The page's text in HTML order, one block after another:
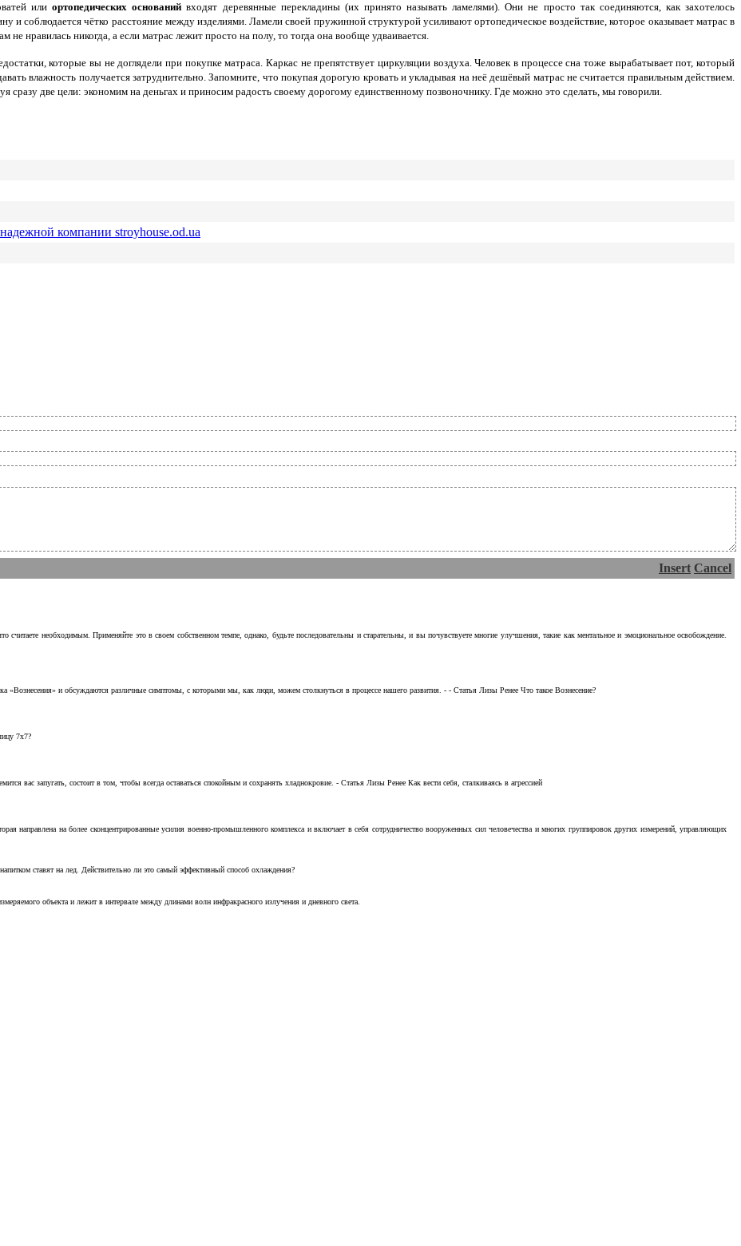
илиортопедических оснований входят деревянные перекладины (их принято называть ламелями). Они не просто так соединяются, как захотелось
соблюдается чётко расстояние между изделиями. Ламели своей пружинной структурой усиливают ортопедическое воздействие, которое оказывает матрас в
не нравилась никогда, а если матрас лежит просто на полу, то тогда она вообще удваивается.
которые вы не доглядели при покупке матраса. Каркас не препятствует циркуляции воздуха. Человек в процессе сна тоже вырабатывает пот, который
влажность получается затруднительно. Запомните, что покупая дорогую кровать и укладывая на неё дешёвый матрас не считается правильным действием.
две цели: экономим на деньгах и приносим радость своему дорогому единственному позвоночнику. Где можно это сделать, мы говорили.
компании stroyhouse.od.ua
Insert Cancel
необходимым. Применяйте это в своем собственном темпе, однако, будьте последовательны и старательны, и вы почувствуете многие улучшения, такие как ментальное и эмоциональное освобождение.
«Вознесения» и обсуждаются различные симптомы, с которыми мы, как люди, можем столкнуться в процессе нашего развития. - - Статья Лизы Ренее Что такое Вознесение?
7х7?
вас запугать, состоит в том, чтобы всегда оставаться спокойным и сохранять хладнокровие. - Статья Лизы Ренее Как вести себя, сталкиваясь в агрессией
направлена на более сконцентрированные усилия военно-промышленного комплекса и включает в себя сотрудничество вооруженных сил человечества и многих группировок других измерений, управляющих
ставят на лед. Действительно ли это самый эффективный способ охлаждения?
объекта и лежит в интервале между длинами волн инфракрасного излучения и дневного света.